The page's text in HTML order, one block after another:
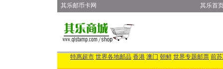
其乐邮币卡网 其乐首
特惠超市 世界各地邮品 香港 澳门 朝鲜 世界专题邮票 前